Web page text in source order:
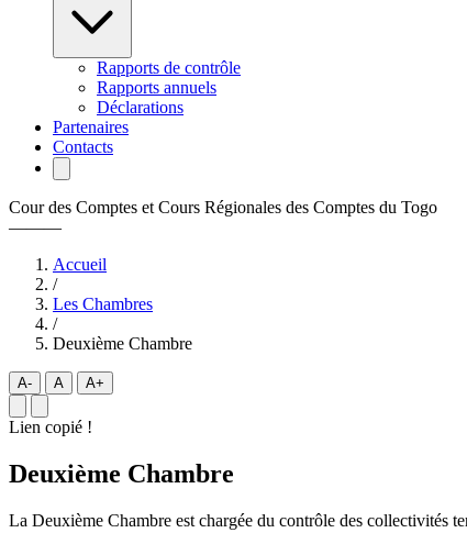
Rapports de contrôle
Rapports annuels
Déclarations
Partenaires
Contacts
Cour des Comptes et Cours Régionales des Comptes du Togo
———
Accueil
/
Les Chambres
/
Deuxième Chambre
A- A A+
Lien copié !
Deuxième Chambre
La Deuxième Chambre est chargée du contrôle des collectivités